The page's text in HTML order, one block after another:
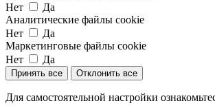
Нет
Да
Аналитические файлы cookie
Нет
Да
Маркетинговые файлы cookie
Нет
Да
Принять все Отклонить все
Для самостоятельной настройки